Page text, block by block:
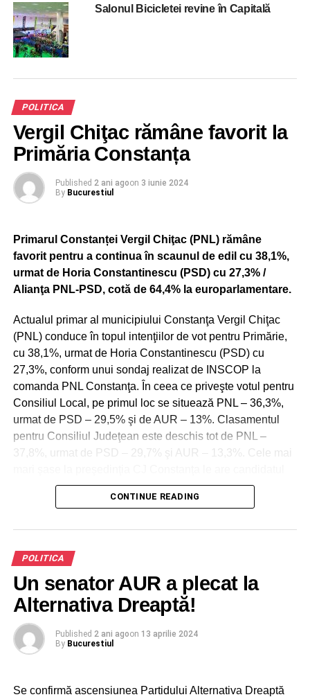
și oameni din PSD. Cei care vin cu astfel de informații
sunt cei care vor să distrugă PSD”.
Gabriela Firea a relatat faptul că Marcel Ciolacu i-a
ADVERTISEMENT
”Voi accepta orice decizie luată de PSD privind
candidatura la primărie pe bază de sondaje și analize. Eu
sunt om de echipă”, a încheiat Firea.
FIREA
SCANDAL STIRI BUCURESTI
UP NEXT
Prefectul Capitalei a convocat Comitetul pentru
Situaţii de Urgenţă din cauza locurilor de joacă
DON'T MISS
Nicușor Dan anunță o reducere masivă a
cheltuielilor bugetare: ”E nevoie de reducerea
risipei în administraţia publică centrală şi locală”
Salonul Bicicletei revine în Capitală
POLITICA
Vergil Chiţac rămâne favorit la
Primăria Constanța
Published 2 ani agoon 3 iunie 2024
By Bucurestiul
Primarul Constanței Vergil Chiţac (PNL) rămâne
favorit pentru a continua în scaunul de edil cu 38,1%,
urmat de Horia Constantinescu (PSD) cu 27,3% /
Alianţa PNL-PSD, cotă de 64,4% la europarlamentare.
Actualul primar al municipiului Constanţa Vergil Chiţac
(PNL) conduce în topul intenţiilor de vot pentru Primărie,
cu 38,1%, urmat de Horia Constantinescu (PSD) cu
27,3%, conform unui sondaj realizat de INSCOP la
comanda PNL Constanţa. În ceea ce priveşte votul pentru
Consiliul Local, pe primul loc se situează PNL – 36,3%,
urmat de PSD – 29,5% şi de AUR – 13%. Clasamentul
pentru Consiliul Judeţean este deschis tot de PNL –
37,8%, urmat de PSD – 29,7% şi AUR – 13,3%. Cele mai
PNL Florin Mitroi, cu 39,2% din intenţiile de vot, relevă
sondajul. La alegerile europarlamentare, Alianţa PNL-
CONTINUE READING
POLITICA
Un senator AUR a plecat la
Alternativa Dreaptă!
Published 2 ani agoon 13 aprilie 2024
By Bucurestiul
Se confirmă ascensiunea Partidului Alternativa Dreaptă